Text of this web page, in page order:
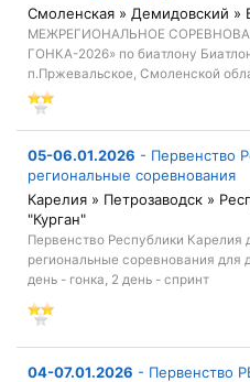
Смоленская » Демидовский »
МЕЖРЕГИОНАЛЬНОЕ
ГОНКА-2026» по биатлону
п.Пржевальское, Смоленской
05-06.01.2026 - Первенство
региональные соревнования
Карелия » Петрозаводск »
"Курган"
Первенство Республики
региональные соревнования для
день - гонка, 2 день - спринт
04-07.01.2026 - Первенство